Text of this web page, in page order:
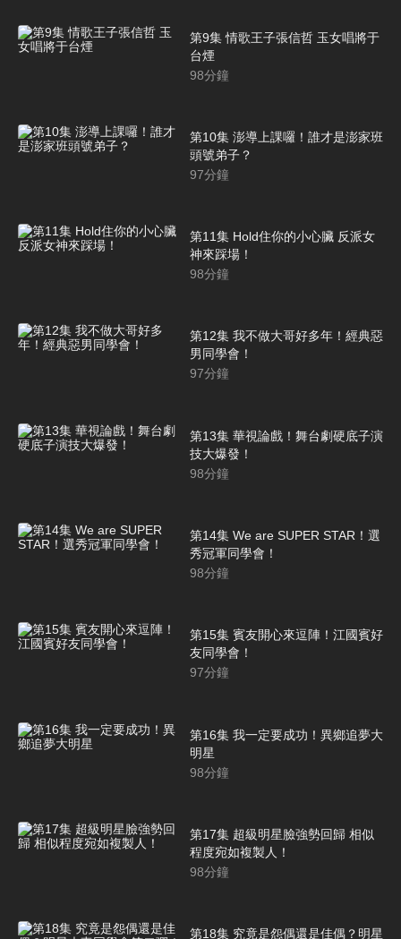
第9集 情歌王子張信哲 玉女唱將于
台煙
98分鐘
第10集 澎導上課囉！誰才是澎家班
頭號弟子？
97分鐘
第11集 Hold住你的小心臟 反派女
神來踩場！
98分鐘
第12集 我不做大哥好多年！經典惡
男同學會！
97分鐘
第13集 華視論戲！舞台劇硬底子演
技大爆發！
98分鐘
第14集 We are SUPER STAR！選
秀冠軍同學會！
98分鐘
第15集 賓友開心來逗陣！江國賓好
友同學會！
97分鐘
第16集 我一定要成功！異鄉追夢大
明星
98分鐘
第17集 超級明星臉強勢回歸 相似
程度宛如複製人！
98分鐘
第18集 究竟是怨偶還是佳偶？明星